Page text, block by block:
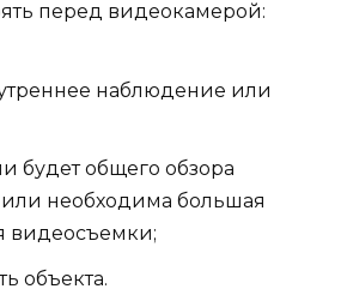
перед видеокамерой:
наблюдение или
будет общего обзора
необходима большая
видеосъемки;
объекта.